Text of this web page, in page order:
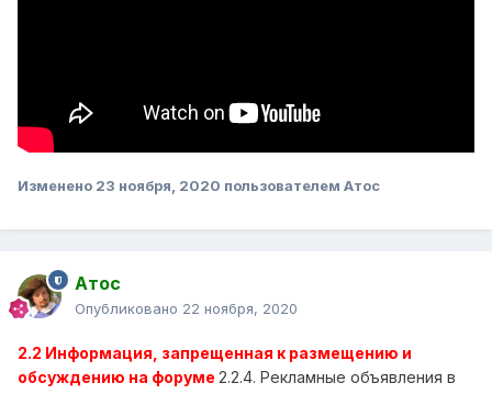
Изменено 23 ноября, 2020 пользователем Атос
Атос
Опубликовано 22 ноября, 2020
2.2 Информация, запрещенная к размещению и
обсуждению на форуме 2.2.4. Рекламные объявления в